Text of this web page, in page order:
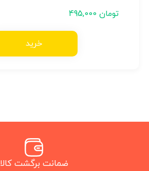
تومان495,000
خرید
ضمانت برگشت کالا